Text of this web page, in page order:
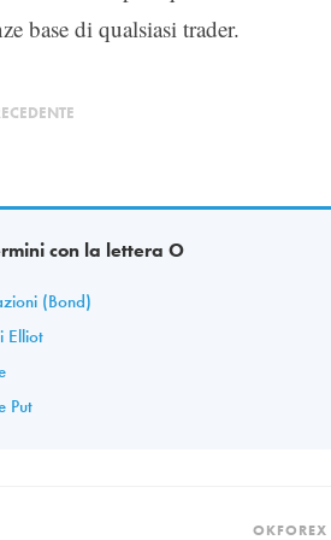
base di qualsiasi trader.
con la lettera O
(Bond)
Elliot
Put